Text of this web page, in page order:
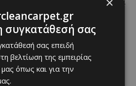
χαμηλότερες
συγκατάθεσή σας
σας επειδή
βελτίωση της εμπειρίας
όπως και για την